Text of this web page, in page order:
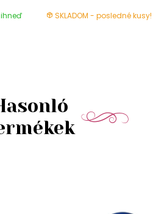
ihneď SKLADOM - posledné kusy!